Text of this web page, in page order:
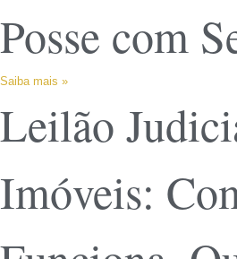
Posse com
Saiba mais »
Leilão
Imóveis: